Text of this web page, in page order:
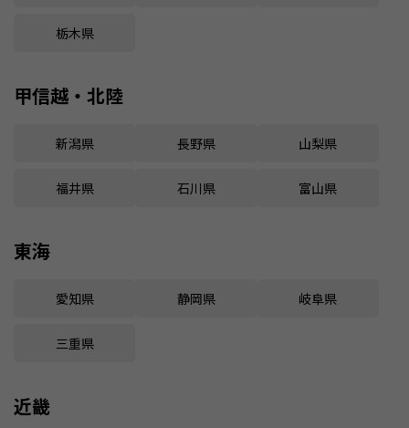
栃木県
甲信越・北陸
新潟県 長野県 山梨県
福井県 石川県 富山県
東海
愛知県 静岡県 岐阜県
三重県
近畿